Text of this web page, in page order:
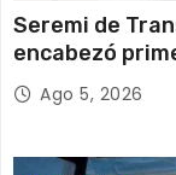
Seremi de
encabezó
retiro de
Ago 5, 2026